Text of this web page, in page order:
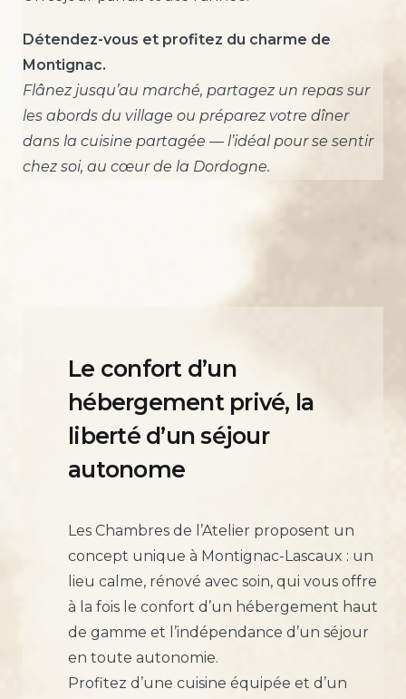
Détendez-vous et profitez du charme de
Montignac.
Flânez jusqu’au marché, partagez un repas sur
les abords du village ou préparez votre dîner
dans la cuisine partagée — l’idéal pour se sentir
chez soi, au cœur de la Dordogne.
Le confort d’un
hébergement privé, la
liberté d’un séjour
autonome
Les Chambres de l’Atelier proposent un
concept unique à Montignac-Lascaux : un
lieu calme, rénové avec soin, qui vous offre
à la fois le confort d’un hébergement haut
de gamme et l’indépendance d’un séjour
en toute autonomie.
Profitez d’une cuisine équipée et d’un